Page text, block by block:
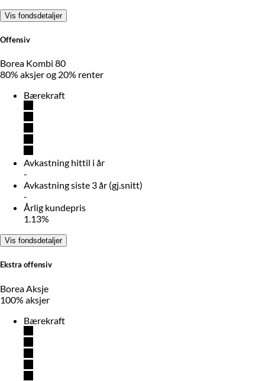
Vis fondsdetaljer
Offensiv
Borea Kombi 80
80% aksjer og 20% renter
Bærekraft
Avkastning hittil i år
-
Avkastning siste 3 år (gj.snitt)
-
Årlig kundepris
1.13%
Vis fondsdetaljer
Ekstra offensiv
Borea Aksje
100% aksjer
Bærekraft